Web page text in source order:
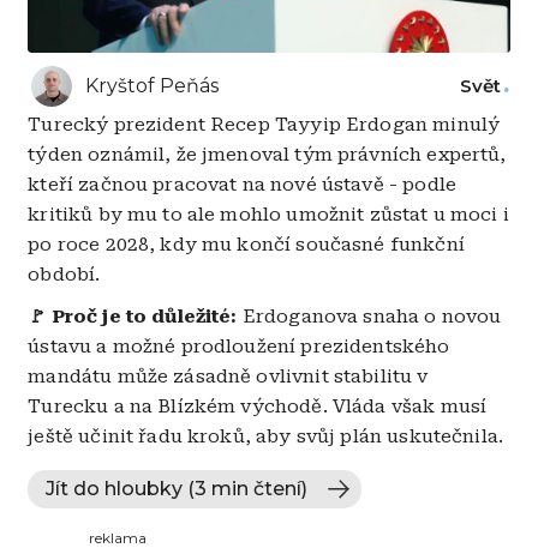
Kryštof Peňás Svět
Turecký prezident Recep Tayyip Erdogan minulý
týden oznámil, že jmenoval tým právních expertů,
kteří začnou pracovat na nové ústavě - podle
kritiků by mu to ale mohlo umožnit zůstat u moci i
po roce 2028, kdy mu končí současné funkční
období.
🚩 Proč je to důležité: Erdoganova snaha o novou
ústavu a možné prodloužení prezidentského
mandátu může zásadně ovlivnit stabilitu v
Turecku a na Blízkém východě. Vláda však musí
ještě učinit řadu kroků, aby svůj plán uskutečnila.
Jít do hloubky (3 min čtení)
reklama